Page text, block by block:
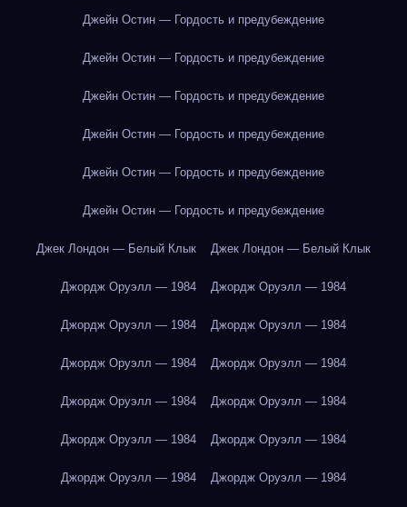
Джейн Остин — Гордость и предубеждение
Джейн Остин — Гордость и предубеждение
Джейн Остин — Гордость и предубеждение
Джейн Остин — Гордость и предубеждение
Джейн Остин — Гордость и предубеждение
Джейн Остин — Гордость и предубеждение
Джек Лондон — Белый Клык Джек Лондон — Белый Клык
Джордж Оруэлл — 1984 Джордж Оруэлл — 1984
Джордж Оруэлл — 1984 Джордж Оруэлл — 1984
Джордж Оруэлл — 1984 Джордж Оруэлл — 1984
Джордж Оруэлл — 1984 Джордж Оруэлл — 1984
Джордж Оруэлл — 1984 Джордж Оруэлл — 1984
Джордж Оруэлл — 1984 Джордж Оруэлл — 1984